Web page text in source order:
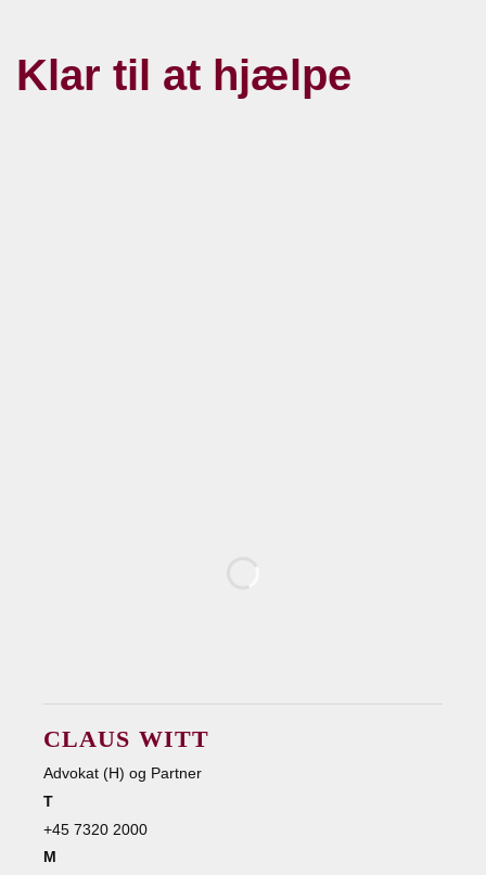
Klar til at hjælpe
CLAUS WITT
Advokat (H) og Partner
T
+45 7320 2000
M